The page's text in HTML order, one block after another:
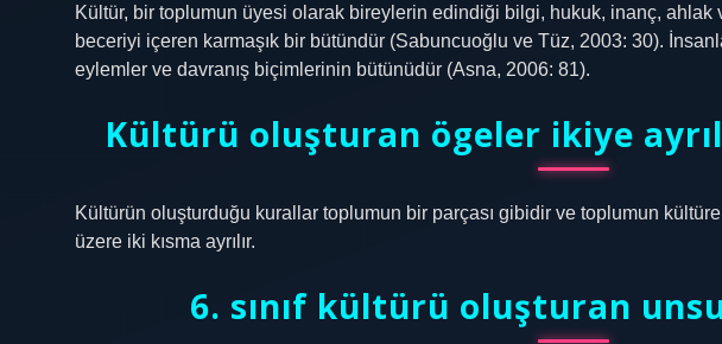
Kültür, bir toplumun üyesi olarak bireylerin edindiği bilgi, hukuk, inanç, ahlak
beceriyi içeren karmaşık bir bütündür (Sabuncuoğlu ve Tüz, 2003: 30).
eylemler ve davranış biçimlerinin bütünüdür (Asna, 2006: 81).
Kültürü oluşturan ögeler ikiye
Kültürün oluşturduğu kurallar toplumun bir parçası gibidir ve toplumun
üzere iki kısma ayrılır.
6. sınıf kültürü oluşturan